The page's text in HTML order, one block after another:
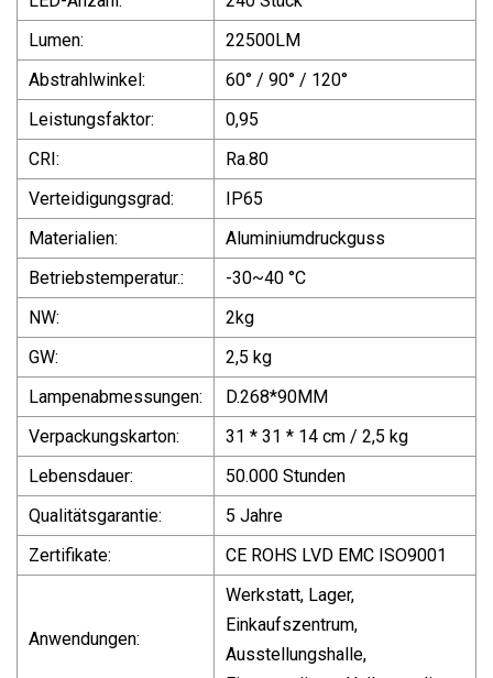
Lumen:
22500LM
Abstrahlwinkel:
60° / 90° / 120°
Leistungsfaktor:
0,95
CRI:
Ra.80
Verteidigungsgrad:
IP65
Materialien:
Aluminiumdruckguss
Betriebstemperatur.:
-30~40 °C
NW:
2kg
GW:
2,5 kg
Lampenabmessungen:
D.268*90MM
Verpackungskarton:
31 * 31 * 14 cm / 2,5 kg
Lebensdauer:
50.000 Stunden
Qualitätsgarantie:
5 Jahre
Zertifikate:
CE ROHS LVD EMC ISO9001
Anwendungen:
Werkstatt, Lager,
Einkaufszentrum,
Ausstellungshalle,